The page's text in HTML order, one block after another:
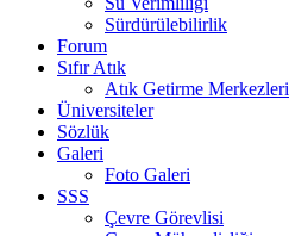
Sürdürülebilirlik
Forum
Sıfır Atık
Atık Getirme Merkezleri
Üniversiteler
Sözlük
Galeri
Foto Galeri
SSS
Çevre Görevlisi